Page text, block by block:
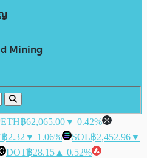
Mining
ETH฿62,065.00▼ 0.42%
฿2.32 ▼ 1.06% SOL฿2,452.96▼
DOT฿28.15 ▲ 0.52%